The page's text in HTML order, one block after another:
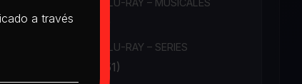
BLU-RAY – MUSICALES
BLU-RAY – SERIES
(151)
a través